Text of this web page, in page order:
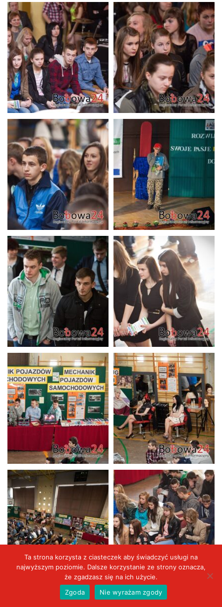
VIDEO Wydarzenia
Ta strona korzysta z ciasteczek aby świadczyć usługi na
najwyższym poziomie. Dalsze korzystanie ze strony oznacza,
że zgadzasz się na ich użycie.
Zgoda
Nie wyrażam zgody